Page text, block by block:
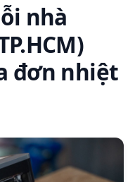
nhà
đơn nhiệt